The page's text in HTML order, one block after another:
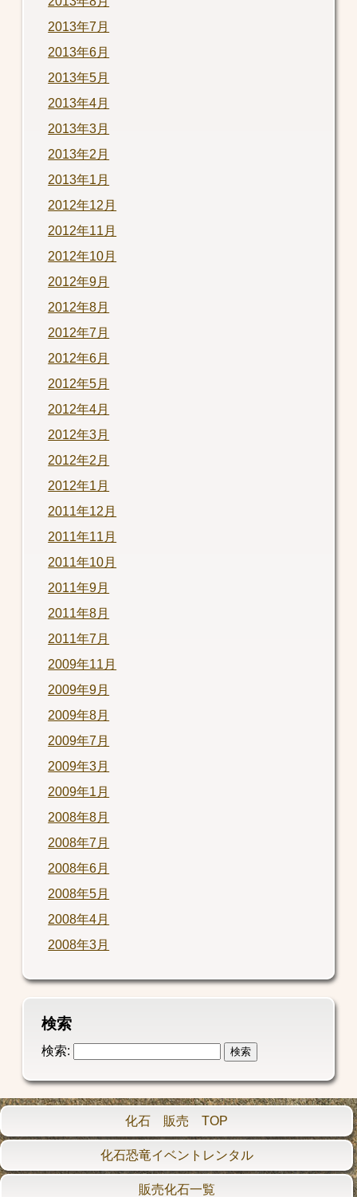
2013年7月
2013年6月
2013年5月
2013年4月
2013年3月
2013年2月
2013年1月
2012年12月
2012年11月
2012年10月
2012年9月
2012年8月
2012年7月
2012年6月
2012年5月
2012年4月
2012年3月
2012年2月
2012年1月
2011年12月
2011年11月
2011年10月
2011年9月
2011年8月
2011年7月
2009年11月
2009年9月
2009年8月
2009年7月
2009年3月
2009年1月
2008年8月
2008年7月
2008年6月
2008年5月
2008年4月
2008年3月
検索
検索:
化石 販売 TOP
化石恐竜イベントレンタル
販売化石一覧